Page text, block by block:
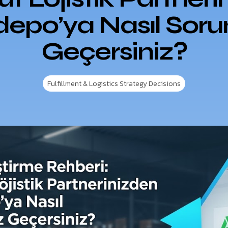
Nasıl
Geçersiniz?
Fulfillment & Logistics Strategy Decisions